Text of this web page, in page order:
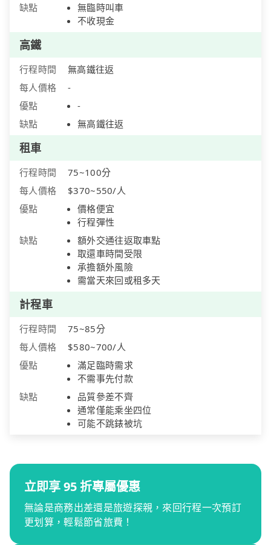
缺點
無臨時叫車
不收現金
高鐵
行程時間
無高鐵往返
每人價格
-
優點
-
缺點
無高鐵往返
租車
行程時間
75~100分
每人價格
$370~550/人
優點
價格便宜
行程彈性
缺點
額外交通往返取車點
取還車時間受限
承擔額外風險
需當天來回或租多天
計程車
行程時間
75~85分
每人價格
$580~700/人
優點
滿足臨時需求
不需事先付款
缺點
品質參差不齊
通常僅能乘坐四位
可能不跳錶被坑
立即享 95 折專屬優惠
無論是商務出差還是旅遊探親，來回行程一次預訂
更划算，輕鬆節省旅費！